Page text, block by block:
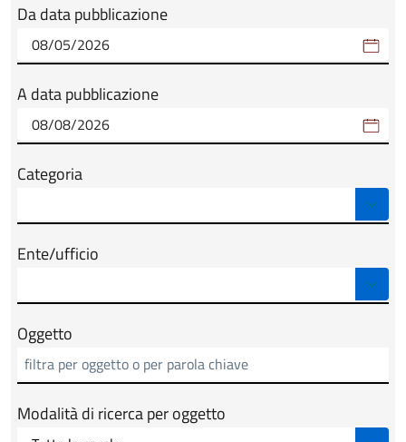
Da data pubblicazione
A data pubblicazione
Categoria
Ente/ufficio
Oggetto
Modalità di ricerca per oggetto